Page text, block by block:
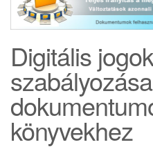
Digitális jogok
könyvekhez